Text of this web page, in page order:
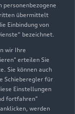
personenbezogene
übermittelt
Einbindung von
bezeichnet.
wir Ihre
erteilen Sie
Sie können auch
Schieberegler für
Einstellungen
fortfahren"
werden